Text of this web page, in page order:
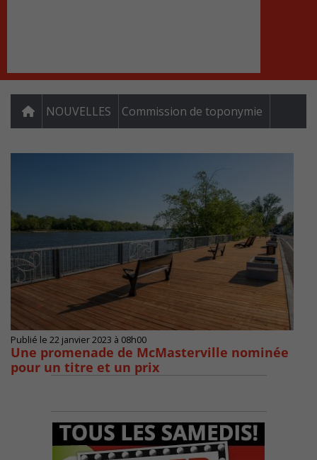
NOUVELLES Commission de toponymie
Publié le 22 janvier 2023 à 08h00
Une promenade de McMasterville nominée
pour un titre et un prix